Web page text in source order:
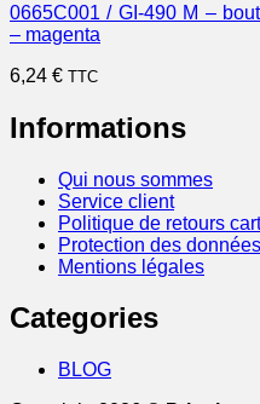
0665C001 / GI-490 M –
– magenta
6,24 € TTC
Informations
Qui nous sommes
Service client
Politique de retours
Protection des données
Mentions légales
Categories
BLOG